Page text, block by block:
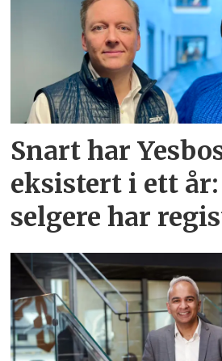
Snart har
eksistert i ett år:
selgere har